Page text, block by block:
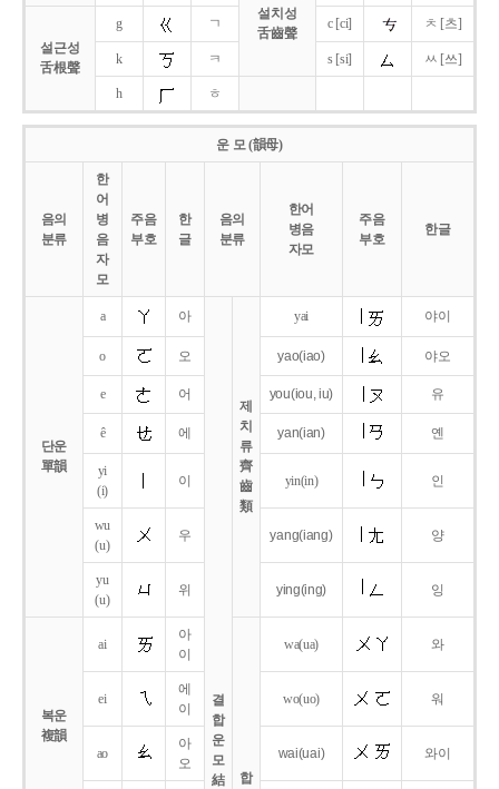
설치성
舌齒聲
설근성
舌根聲
g ㄱ c [ci] ㅊ [츠]
k ㅋ s [si] ㅆ [쓰]
h ㅎ
운 모 (韻母)
음의
분류
한
어
병
음
자
모
주음
부호
한
글
음의
분류
한어
병음
자모
주음
부호
한글
단운
單韻
a 아
결
합
운
모
結
제
치
류
齊
齒
類
yai 야이
o 오 yao(iao) 야오
e 어 you(iou,iu) 유
ê 에 yan(ian) 옌
yi
(i)
이 yin(in) 인
wu
(u)
우 yang(iang) 양
yu
(u)
위 ying(ing) 잉
복운
複韻
ai
아
이
합
wa(ua) 와
ei
에
이
wo(uo) 워
ao
아
오
wai(uai) 와이